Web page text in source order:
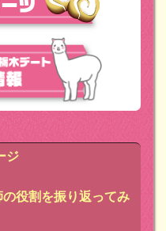
ジ
役割を振り返ってみ